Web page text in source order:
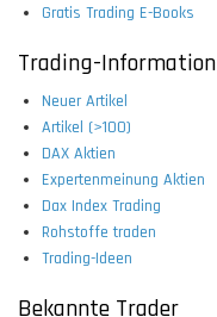
Gratis Trading E-Books
Trading-Information
Neuer Artikel
Artikel (>100)
DAX Aktien
Expertenmeinung Aktien
Dax Index Trading
Rohstoffe traden
Trading-Ideen
Bekannte Trader